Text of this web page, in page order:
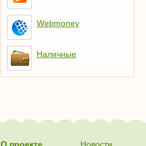
Webmoney
Наличные